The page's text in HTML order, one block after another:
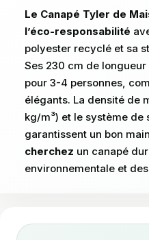
Le Canapé Tyler de
l’éco-responsabilité
polyester recyclé et sa
Ses 230 cm de
pour 3-4 personnes,
élégants. La densité de
kg/m³) et le système de
garantissent un bon
cherchez un canapé
environnementale et